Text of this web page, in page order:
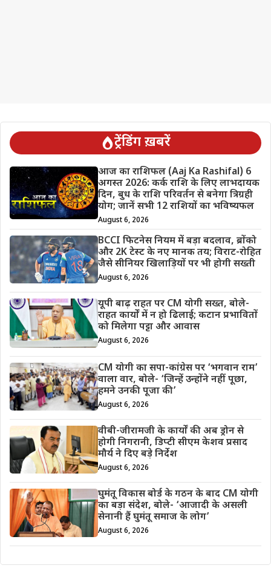
ट्रेंडिंग ख़बरें
आज का राशिफल (Aaj Ka Rashifal) 6
अगस्त 2026: कर्क राशि के लिए लाभदायक
दिन, बुध के राशि परिवर्तन से बनेगा त्रिग्रही
योग; जानें सभी 12 राशियों का भविष्यफल
August 6, 2026
BCCI फिटनेस नियम में बड़ा बदलाव, ब्रोंको
और 2K टेस्ट के नए मानक तय; विराट-रोहित
जैसे सीनियर खिलाड़ियों पर भी होगी सख्ती
August 6, 2026
यूपी बाढ़ राहत पर CM योगी सख्त, बोले-
राहत कार्यों में न हो ढिलाई; कटान प्रभावितों
को मिलेगा पट्टा और आवास
August 6, 2026
CM योगी का सपा-कांग्रेस पर ‘भगवान राम’
वाला वार, बोले- ‘जिन्हें उन्होंने नहीं पूछा,
हमने उनकी पूजा की’
August 6, 2026
वीबी-जीरामजी के कार्यों की अब ड्रोन से
होगी निगरानी, डिप्टी सीएम केशव प्रसाद
मौर्य ने दिए बड़े निर्देश
August 6, 2026
घुमंतू विकास बोर्ड के गठन के बाद CM योगी
का बड़ा संदेश, बोले- ‘आजादी के असली
सेनानी हैं घुमंतू समाज के लोग’
August 6, 2026